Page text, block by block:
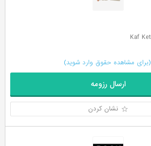
(برای مشاهده حقوق وارد شوید)
ارسال رزومه
نشان کردن